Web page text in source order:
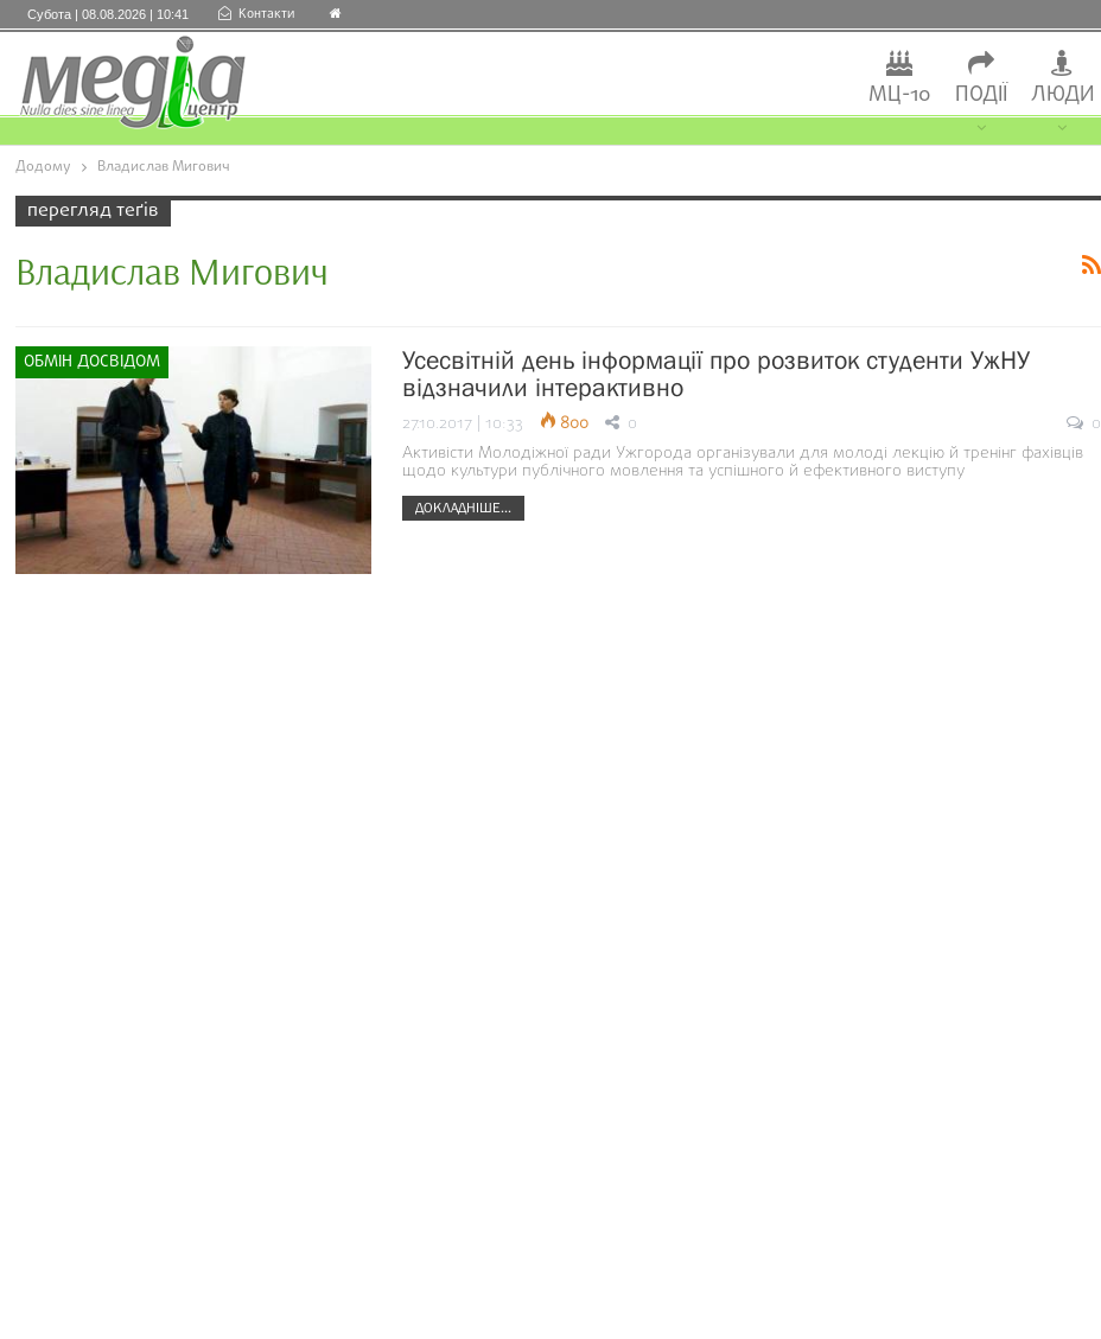
Субота | 08.08.2026 | 10:41 Контакти
МЦ-10 ПОДІЇ ЛЮДИ
Додому Владислав Мигович
перегляд теґів
Владислав Мигович
ОБМІН ДОСВІДОМ
Усесвітній день інформації про розвиток студенти УжНУ
відзначили інтерактивно
27.10.2017 | 10:33 800 0
0
Активісти Молодіжної ради Ужгорода організували для молоді лекцію й тренінг фахівців
щодо культури публічного мовлення та успішного й ефективного виступу
ДОКЛАДНІШЕ...